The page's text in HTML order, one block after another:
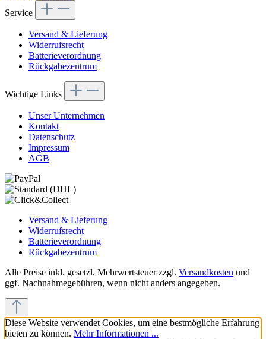
Service
Versand & Lieferung
Widerrufsrecht
Batterieverordnung
Rückgabezentrum
Wichtige Links
Unser Unternehmen
Kontakt
Datenschutz
Impressum
AGB
Versand & Lieferung
Widerrufsrecht
Batterieverordnung
Rückgabezentrum
Alle Preise inkl. gesetzl. Mehrwertsteuer zzgl. Versandkosten und
ggf. Nachnahmegebühren, wenn nicht anders angegeben.
Diese Website verwendet Cookies, um eine bestmögliche Erfahrung
bieten zu können. Mehr Informationen ...